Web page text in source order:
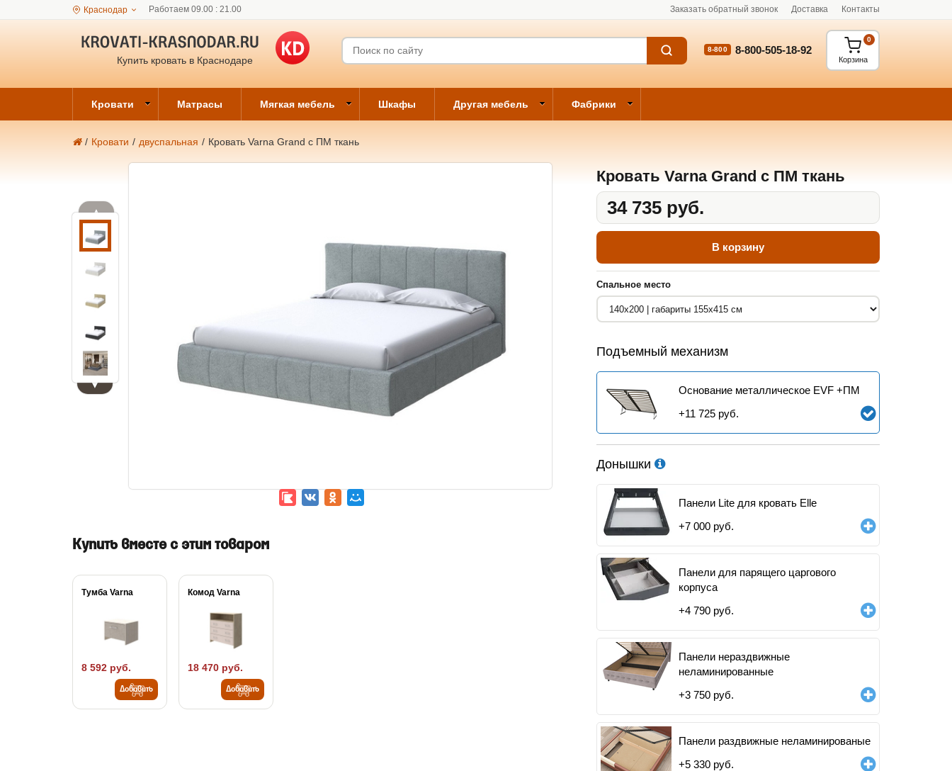
Краснодар Работаем 09.00 : 21.00 Заказать обратный звонок Доставка Контакты
Купить кровать в Краснодаре
8-800 8-800-505-18-92
Корзина
0
Кровати Матрасы Мягкая мебель Шкафы Другая мебель Фабрики
/ Кровати / двуспальная / Кровать Varna Grand с ПМ ткань
▲
▼
Кровать Varna Grand с ПМ ткань
34 735 руб.
В корзину
Спальное место
Подъемный механизм
Основание металлическое EVF +ПМ
+11 725 руб.
Донышки
Панели Lite для кровать Elle
+7 000 руб.
Панели для парящего царгового
корпуса
+4 790 руб.
Панели нераздвижные
неламинированные
+3 750 руб.
Панели раздвижные неламинированые
+5 330 руб.
Купить вместе с этим товаром
Тумба Varna
8 592 руб.
Добавить
Комод Varna
18 470 руб.
Добавить